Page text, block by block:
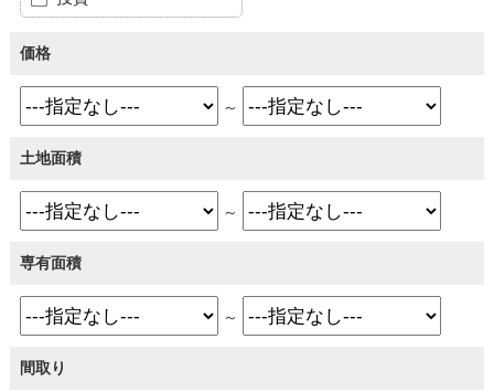
価格
～
土地面積
～
専有面積
～
間取り